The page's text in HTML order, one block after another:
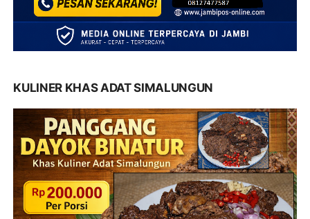
KULINER KHAS ADAT SIMALUNGUN